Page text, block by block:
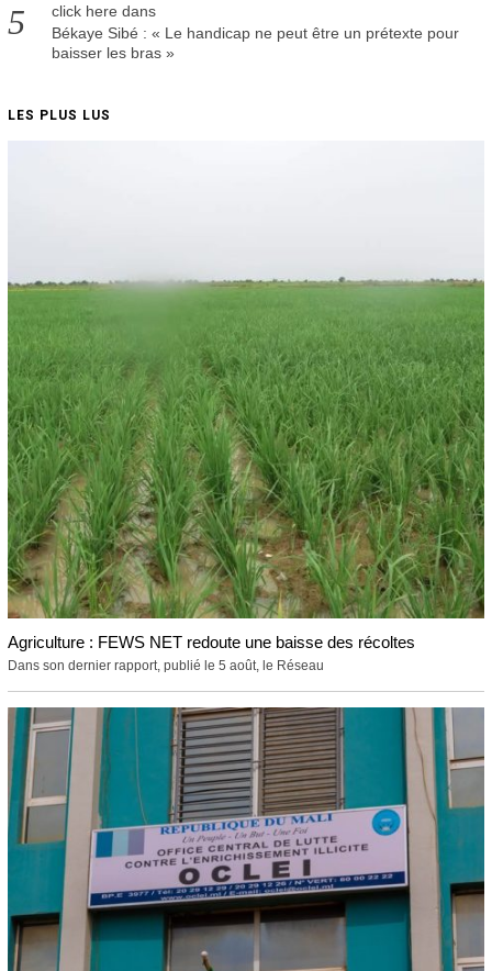
click here dans
Békaye Sibé : « Le handicap ne peut être un prétexte pour
baisser les bras »
LES PLUS LUS
Agriculture : FEWS NET redoute une baisse des récoltes
Dans son dernier rapport, publié le 5 août, le Réseau